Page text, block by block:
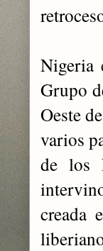
Nigeria
Grupo
Oeste
varios
de los
creada